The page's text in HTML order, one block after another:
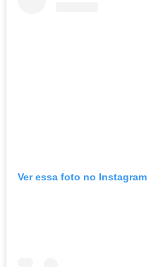
Ver essa foto no Instagram